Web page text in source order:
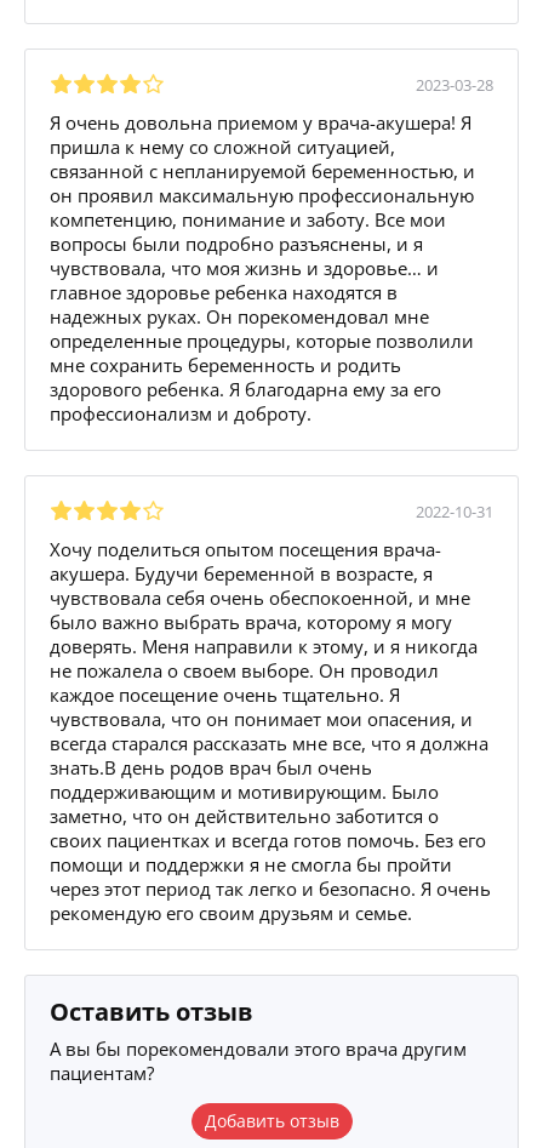
2023-03-28
Я очень довольна приемом у врача-акушера! Я
пришла к нему со сложной ситуацией,
связанной с непланируемой беременностью, и
он проявил максимальную профессиональную
компетенцию, понимание и заботу. Все мои
вопросы были подробно разъяснены, и я
чувствовала, что моя жизнь и здоровье… и
главное здоровье ребенка находятся в
надежных руках. Он порекомендовал мне
определенные процедуры, которые позволили
мне сохранить беременность и родить
здорового ребенка. Я благодарна ему за его
профессионализм и доброту.
2022-10-31
Хочу поделиться опытом посещения врача-
акушера. Будучи беременной в возрасте, я
чувствовала себя очень обеспокоенной, и мне
было важно выбрать врача, которому я могу
доверять. Меня направили к этому, и я никогда
не пожалела о своем выборе. Он проводил
каждое посещение очень тщательно. Я
чувствовала, что он понимает мои опасения, и
всегда старался рассказать мне все, что я должна
знать.В день родов врач был очень
поддерживающим и мотивирующим. Было
заметно, что он действительно заботится о
своих пациентках и всегда готов помочь. Без его
помощи и поддержки я не смогла бы пройти
через этот период так легко и безопасно. Я очень
рекомендую его своим друзьям и семье.
Оставить отзыв
А вы бы порекомендовали этого врача другим
пациентам?
Добавить отзыв